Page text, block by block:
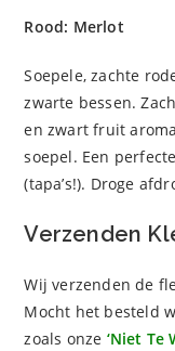
Rood: Merlot
Soepele, zachte
zwarte bessen.
en zwart fruit
soepel. Een
(tapa’s!). Droge
Verzenden
Wij verzenden de
Mocht het besteld
zoals onze ‘Niet Te